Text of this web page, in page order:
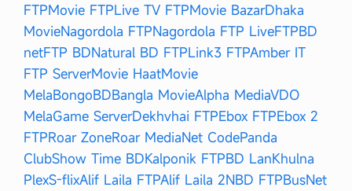
FTPMovie FTPLive TV FTPMovie BazarDhaka
MovieNagordola FTPNagordola FTP LiveFTPBD
netFTP BDNatural BD FTPLink3 FTPAmber IT
FTP ServerMovie HaatMovie
MelaBongoBDBangla MovieAlpha MediaVDO
MelaGame ServerDekhvhai FTPEbox FTPEbox 2
FTPRoar ZoneRoar MediaNet CodePanda
ClubShow Time BDKalponik FTPBD LanKhulna
PlexS-flixAlif Laila FTPAlif Laila 2NBD FTPBusNet